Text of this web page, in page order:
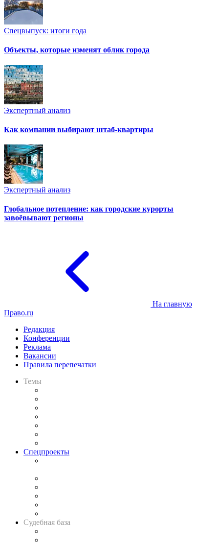
Спецвыпуск: итоги года
Объекты, которые изменят облик города
Экспертный анализ
Как компании выбирают штаб-квартиры
Экспертный анализ
Глобальное потепление: как городские курорты
завоёвывают регионы
На главную
Право.ru
Редакция
Конференции
Реклама
Вакансии
Правила перепечатки
Темы
Спецпроекты
Судебная база